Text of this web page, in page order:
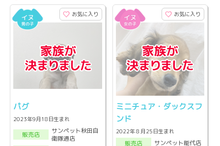
お気に入り
パグ
2023年9月18日生まれ
販売店
サンペット秋田自
衛隊通店
お気に入り
ミニチュア・ダックスフ
ンド
2022年８月25日生まれ
販売店
サンペット能代店